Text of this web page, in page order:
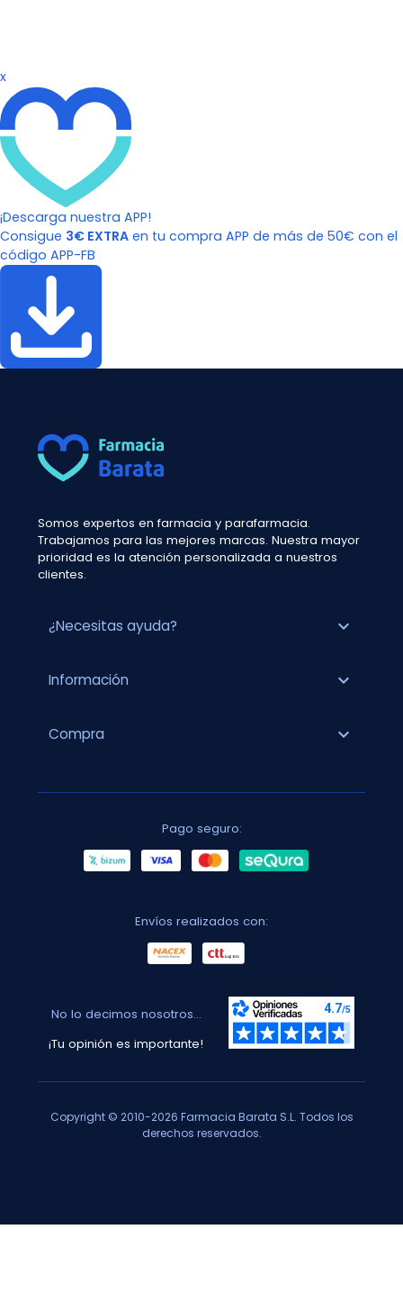
x
¡Descarga nuestra APP!
Consigue 3€ EXTRA en tu compra APP de más de 50€ con el
código APP-FB
Somos expertos en farmacia y parafarmacia.
Trabajamos para las mejores marcas. Nuestra mayor
prioridad es la atención personalizada a nuestros
clientes.
¿Necesitas ayuda? expand_more
Información expand_more
Compra expand_more
Pago seguro:
Envíos realizados con:
No lo decimos nosotros...
¡Tu opinión es importante!
Copyright © 2010-2026 Farmacia Barata S.L. Todos los
derechos reservados.